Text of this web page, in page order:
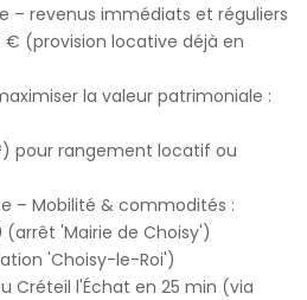
– revenus immédiats et réguliers
€ (provision locative déjà en
la valeur patrimoniale :
pour rangement locatif ou
– Mobilité & commodités :
(arrêt 'Mairie de Choisy')
'Choisy-le-Roi')
Créteil l'Échat en 25 min (via